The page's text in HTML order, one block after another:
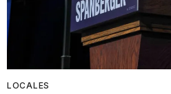
LOCALES